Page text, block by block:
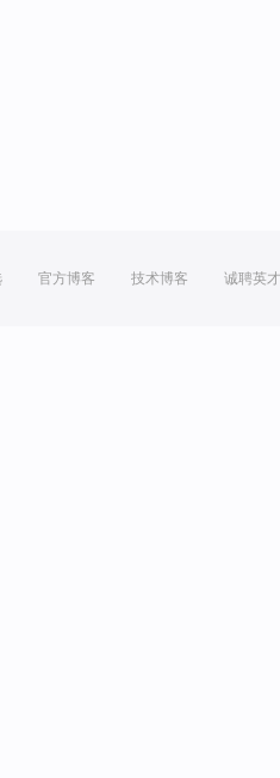
官方博客 技术博客 诚聘英才